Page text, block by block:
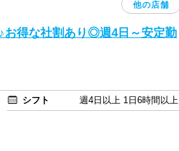
他の店舗
お得な社割あり◎週4日～安定勤
シフト 週4日以上 1日6時間以上